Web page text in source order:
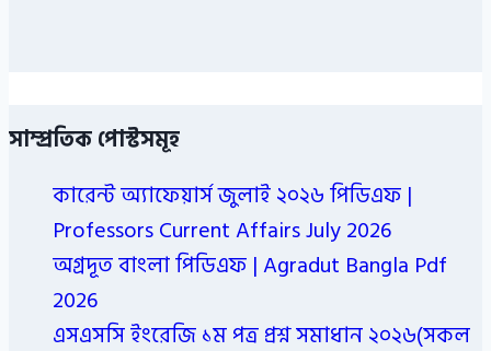
সাম্প্রতিক পোস্টসমূহ
কারেন্ট অ্যাফেয়ার্স জুলাই ২০২৬ পিডিএফ |
Professors Current Affairs July 2026
অগ্রদূত বাংলা পিডিএফ | Agradut Bangla Pdf
2026
এসএসসি ইংরেজি ১ম পত্র প্রশ্ন সমাধান ২০২৬(সকল